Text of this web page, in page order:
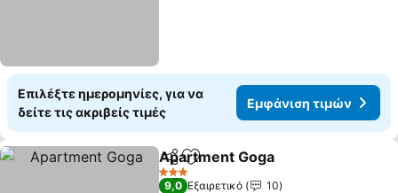
Επιλέξτε ημερομηνίες, για να
δείτε τις ακριβείς τιμές
Εμφάνιση τιμών
Κοινοποίηση
Προσθήκη στα αγαπημένα
Apartment Goga
3 Αστέρια
9,0 Εξαιρετικό
10